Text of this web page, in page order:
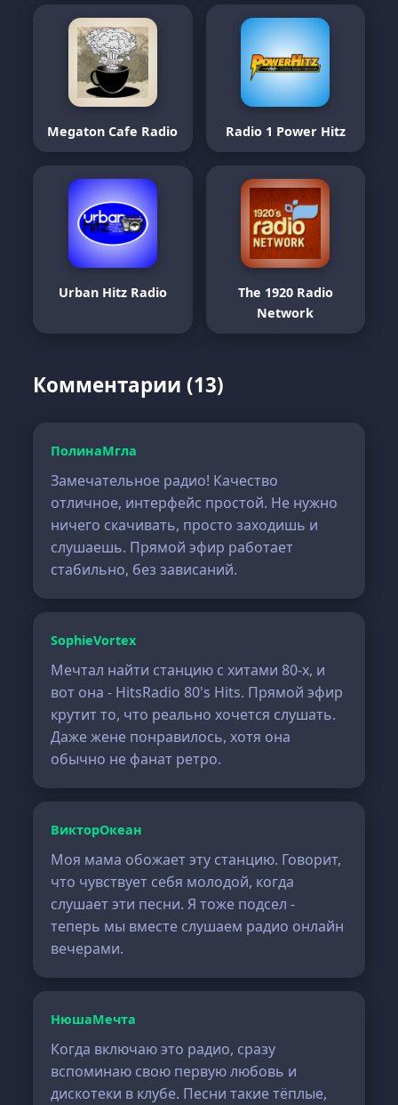
Megaton Cafe Radio Radio 1 Power Hitz
Urban Hitz Radio
The 1920 Radio
Network
Комментарии (13)
ПолинаМгла
Замечательное радио! Качество
отличное, интерфейс простой. Не нужно
ничего скачивать, просто заходишь и
слушаешь. Прямой эфир работает
стабильно, без зависаний.
SophieVortex
Мечтал найти станцию с хитами 80-х, и
вот она - HitsRadio 80's Hits. Прямой эфир
крутит то, что реально хочется слушать.
Даже жене понравилось, хотя она
обычно не фанат ретро.
ВикторОкеан
Моя мама обожает эту станцию. Говорит,
что чувствует себя молодой, когда
слушает эти песни. Я тоже подсел -
теперь мы вместе слушаем радио онлайн
вечерами.
НюшаМечта
Когда включаю это радио, сразу
вспоминаю свою первую любовь и
дискотеки в клубе. Песни такие тёплые,